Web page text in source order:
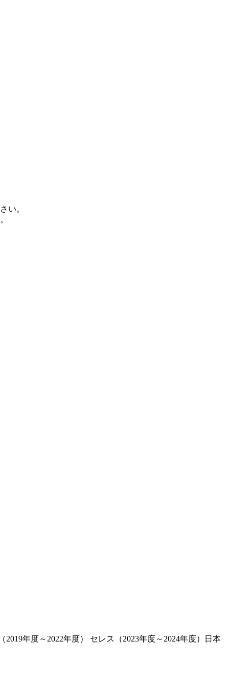
い。
年度～2022年度） セレス（2023年度～2024年度）日本